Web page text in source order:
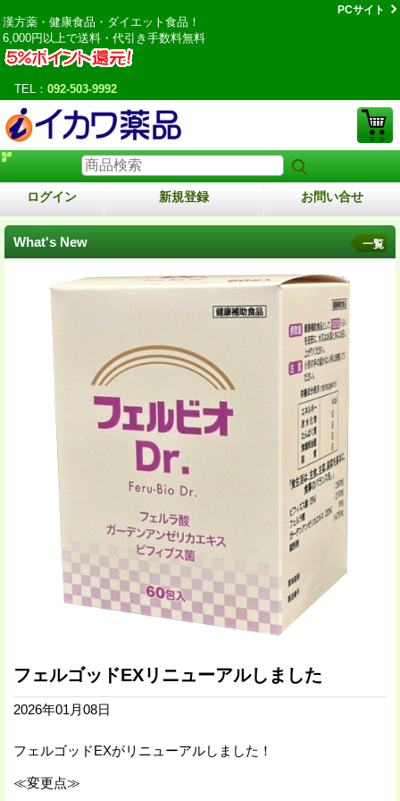
漢方薬・健康食品・ダイエット食品！
6,000円以上で送料・代引き手数料無料
TEL： 092-503-9992
PCサイト
ログイン 新規登録 お問い合せ
What's New 一覧
フェルゴッドEXリニューアルしました
2026年01月08日
フェルゴッドEXがリニューアルしました！
≪変更点≫